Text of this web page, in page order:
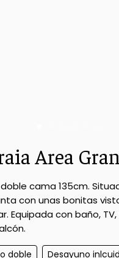
Area
cama 135cm.
con unas bonitas
Equipada con baño,
doble Desayuno